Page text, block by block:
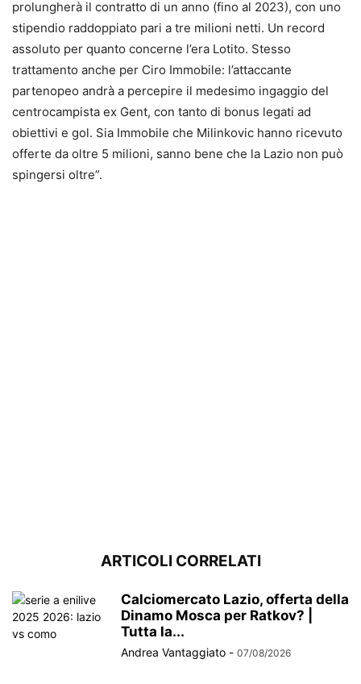
prolungherà il contratto di un anno (fino al 2023), con uno
stipendio raddoppiato pari a tre milioni netti. Un record
assoluto per quanto concerne l’era Lotito. Stesso
trattamento anche per Ciro Immobile: l’attaccante
partenopeo andrà a percepire il medesimo ingaggio del
centrocampista ex Gent, con tanto di bonus legati ad
obiettivi e gol. Sia Immobile che Milinkovic hanno ricevuto
offerte da oltre 5 milioni, sanno bene che la Lazio non può
spingersi oltre”.
ARTICOLI CORRELATI
Calciomercato Lazio, offerta della
Dinamo Mosca per Ratkov? |
Tutta la...
Andrea Vantaggiato - 07/08/2026